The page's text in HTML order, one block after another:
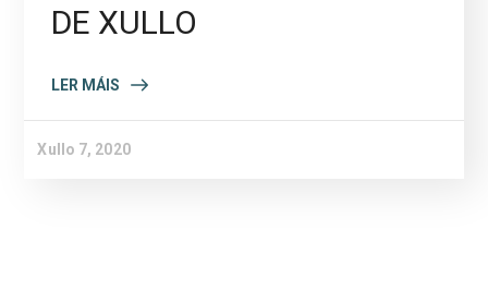
DE XULLO
LER MÁIS
Xullo 7, 2020